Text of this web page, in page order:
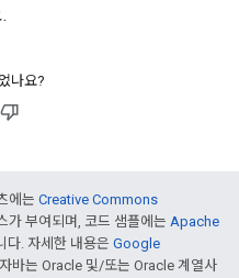
나요?
에는 Creative Commons
가 부여되며, 코드 샘플에는 Apache
다. 자세한 내용은 Google
바는 Oracle 및/또는 Oracle 계열사